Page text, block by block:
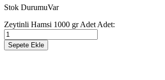
Stok DurumuVar
Zeytinli Hamsi 1000 gr Adet Adet:
Sepete Ekle